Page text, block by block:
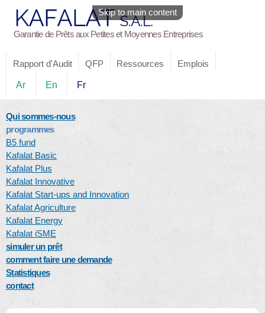
Skip to main content
Garantie de Prêts aux Petites et Moyennes Entreprises
Rapport d'Audit QFP Ressources Emplois
Ar En Fr
Qui sommes-nous
programmes
B5 fund
Kafalat Basic
Kafalat Plus
Kafalat Innovative
Kafalat Start-ups and Innovation
Kafalat Agriculture
Kafalat Energy
Kafalat iSME
simuler un prêt
comment faire une demande
Statistiques
contact